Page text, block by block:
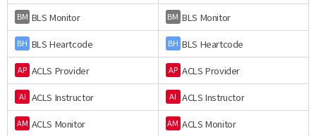
BM BLS Monitor BM BLS Monitor
BH BLS Heartcode BH BLS Heartcode
AP ACLS Provider AP ACLS Provider
AI ACLS Instructor AI ACLS Instructor
AM ACLS Monitor AM ACLS Monitor